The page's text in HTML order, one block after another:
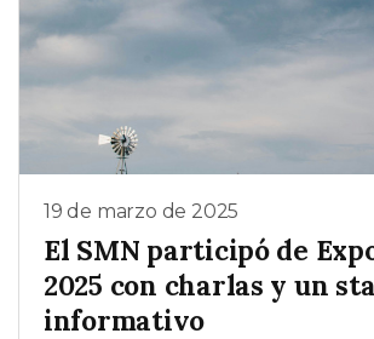
19 de marzo de 2025
El SMN participó de
2025 con charlas y un
informativo